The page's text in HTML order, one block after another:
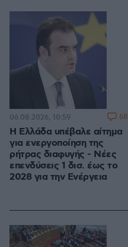
Η Ελλάδα υπέβαλε αίτημα
για ενεργοποίηση της
ρήτρας διαφυγής - Νέες
επενδύσεις 1 δισ. έως το
2028 για την Ενέργεια
06.08.2026, 10:59 68